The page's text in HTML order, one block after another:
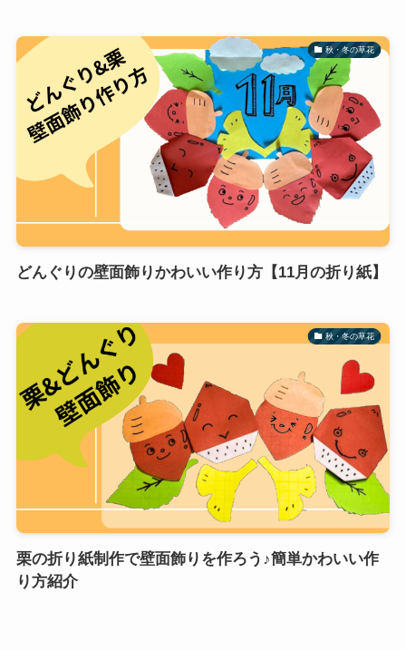
秋・冬の草花
どんぐりの壁面飾りかわいい作り方【11月の折り紙】
秋・冬の草花
栗の折り紙制作で壁面飾りを作ろう♪簡単かわいい作
り方紹介